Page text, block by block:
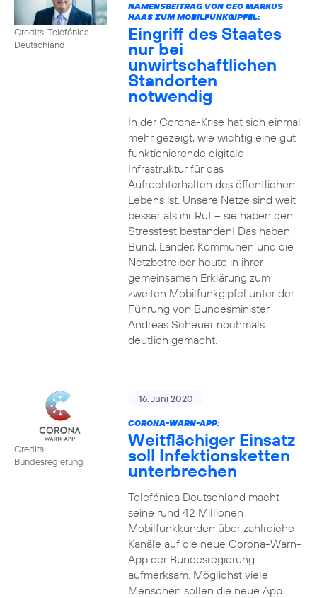
Credits: Telefónica
Deutschland
NAMENSBEITRAG VON CEO MARKUS
HAAS ZUM MOBILFUNKGIPFEL:
Eingriff des Staates
nur bei
unwirtschaftlichen
Standorten
notwendig
In der Corona-Krise hat sich einmal
mehr gezeigt, wie wichtig eine gut
funktionierende digitale
Infrastruktur für das
Aufrechterhalten des öffentlichen
Lebens ist. Unsere Netze sind weit
besser als ihr Ruf – sie haben den
Stresstest bestanden! Das haben
Bund, Länder, Kommunen und die
Netzbetreiber heute in ihrer
gemeinsamen Erklärung zum
zweiten Mobilfunkgipfel unter der
Führung von Bundesminister
Andreas Scheuer nochmals
deutlich gemacht.
Credits:
Bundesregierung
16. Juni 2020
CORONA-WARN-APP:
Weitflächiger Einsatz
soll Infektionsketten
unterbrechen
Telefónica Deutschland macht
seine rund 42 Millionen
Mobilfunkkunden über zahlreiche
Kanäle auf die neue Corona-Warn-
App der Bundesregierung
aufmerksam. Möglichst viele
Menschen sollen die neue App